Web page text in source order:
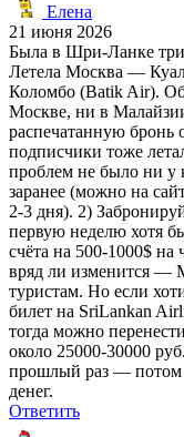
Елена
21 июня 2026
Была в Шри-Ланке
Летела Москва —
Коломбо (Batik Air).
Москве, ни в
распечатанную бронь
подписчики тоже
проблем не было ни у
заранее (можно на
2-3 дня). 2)
первую неделю хотя
счёта на 500-1000$ на
вряд ли изменится —
туристам. Но если
билет на SriLankan
тогда можно
около 25000-30000
прошлый раз — потом
денег.
Ответить